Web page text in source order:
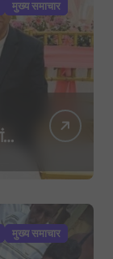
मुख्य समाचार
मुख्य समाचार